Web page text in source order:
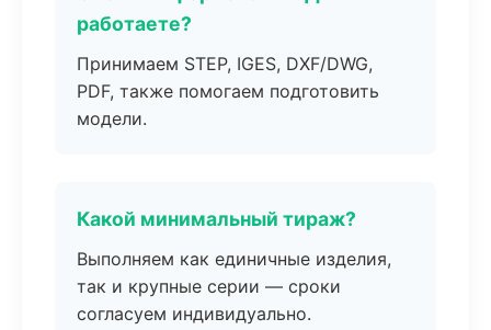
работаете?
Принимаем STEP, IGES, DXF/DWG,
PDF, также помогаем подготовить
модели.
Какой минимальный тираж?
Выполняем как единичные изделия,
так и крупные серии — сроки
согласуем индивидуально.